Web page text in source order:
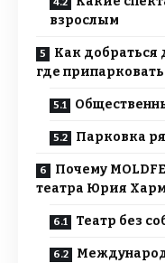
взрослым
Как добраться
где
Парковка
Почему
театра Юрия
Театр без